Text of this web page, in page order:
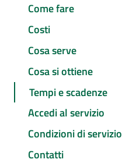
Come fare
Costi
Cosa serve
Cosa si ottiene
Tempi e scadenze
Accedi al servizio
Condizioni di servizio
Contatti